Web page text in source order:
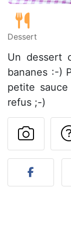
Dessert
Un dessert
bananes :-)
petite
refus ;-)